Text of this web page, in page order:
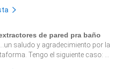
de pared pra baño
saludo y agradecimiento por la
Tengo el siguiente caso: ...